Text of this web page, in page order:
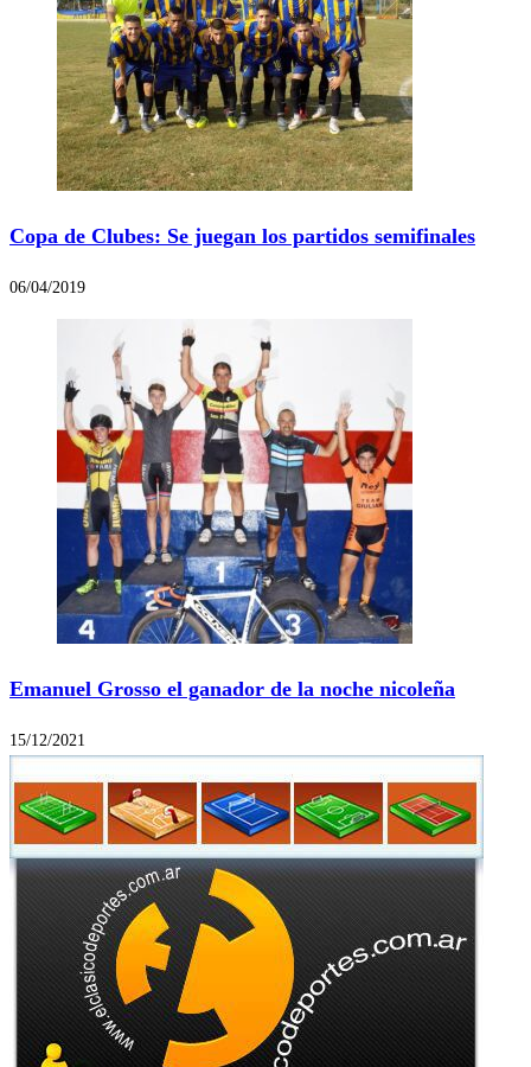
Copa de Clubes: Se juegan los partidos semifinales
06/04/2019
Emanuel Grosso el ganador de la noche nicoleña
15/12/2021